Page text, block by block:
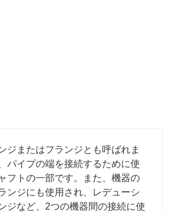
処理の各ステップは厳密に監査
厳密に禁止されているため、フ
ジまたはフランジとも呼ばれま
パイプの端を接続するために使
フトの一部です。また、機器の
ンジにも使用され、レデューシ
ジなど、2つの機器間の接続に使